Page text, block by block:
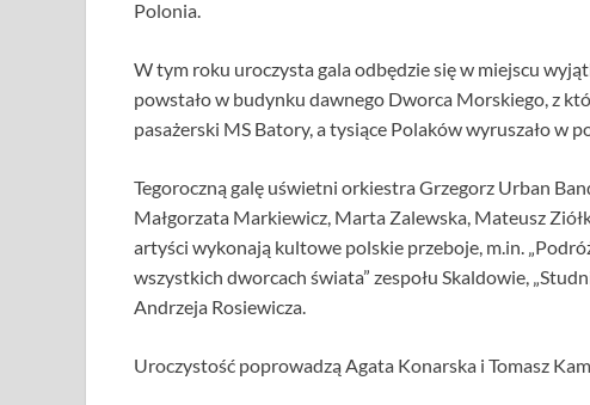
Polonia.
W tym roku uroczysta gala odbędzie się w miejscu
powstało w budynku dawnego Dworca Morskiego, z
pasażerski MS Batory, a tysiące Polaków wyruszało w
Tegoroczną galę uświetni orkiestra Grzegorz Urban
Małgorzata Markiewicz, Marta Zalewska, Mateusz
artyści wykonają kultowe polskie przeboje, m.in.
wszystkich dworcach świata” zespołu Skaldowie,
Andrzeja Rosiewicza.
Uroczystość poprowadzą Agata Konarska i Tomasz